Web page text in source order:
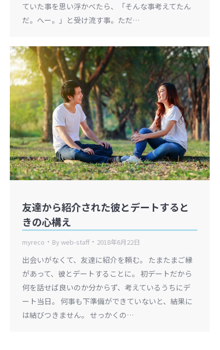
ていた事を思い浮かべたら、「そんな事考えてたん
だ。へー。」と受け流す事。ただ…
友達から紹介された彼とデートすると
きの心構え
myreco Byweb-staff 2018年6月22日
出会いがなくて、友達に紹介を頼む。 たまたまご縁
があって、彼とデートすることに。 初デートだから
何を話せば良いのか分からず、考えているうちにデ
ート当日。 何事も下準備ができていないと、結果に
は結びつきません。 せっかくの…